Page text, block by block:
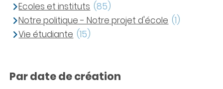
Ecoles et instituts (85)
Notre politique - Notre projet d'école (1)
Vie étudiante (15)
Par date de création